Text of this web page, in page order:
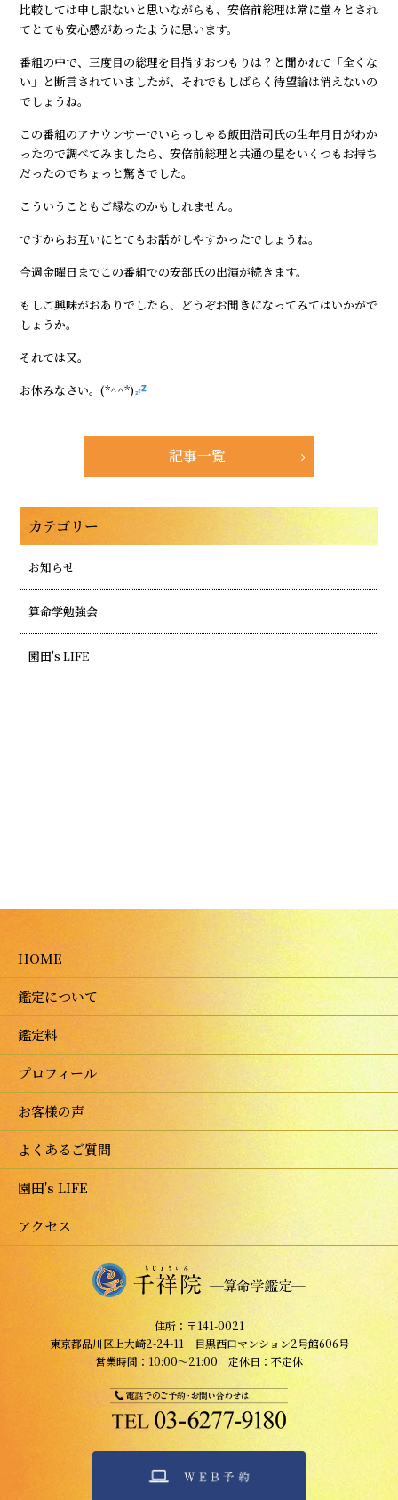
比較しては申し訳ないと思いながらも、安倍前総理は常に堂々とされ
てとても安心感があったように思います。
番組の中で、三度目の総理を目指すおつもりは？と聞かれて「全くな
い」と断言されていましたが、それでもしばらく待望論は消えないの
でしょうね。
この番組のアナウンサーでいらっしゃる飯田浩司氏の生年月日がわか
ったので調べてみましたら、安倍前総理と共通の星をいくつもお持ち
だったのでちょっと驚きでした。
こういうこともご縁なのかもしれません。
ですからお互いにとてもお話がしやすかったでしょうね。
今週金曜日までこの番組での安部氏の出演が続きます。
もしご興味がおありでしたら、どうぞお聞きになってみてはいかがで
しょうか。
それでは又。
お休みなさい。(*^^*)
記事一覧
カテゴリー
お知らせ
算命学勉強会
園田's LIFE
HOME
鑑定について
鑑定料
プロフィール
お客様の声
よくあるご質問
園田's LIFE
アクセス
住所：〒141-0021
東京都品川区上大崎2-24-11 目黒西口マンション2号館606号
営業時間：10:00～21:00 定休日：不定休